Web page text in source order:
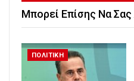
Μπορεί Επίσης Να Σας
ΠΟΛΙΤΙΚΗ